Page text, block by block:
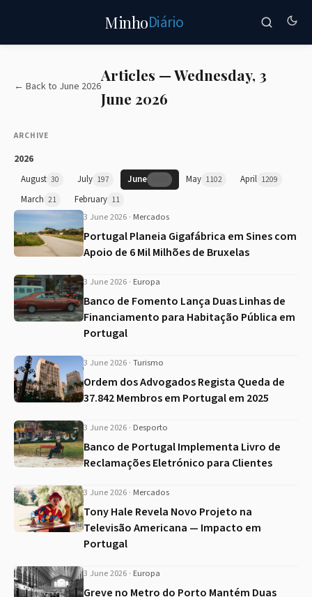
MinhoDiário
← Back to June 2026
Articles — Wednesday, 3
June 2026
ARCHIVE
2026
August 30 July 197 June May 1102 April 1209
March 21 February 11
3 June 2026 · Mercados
Portugal Planeia Gigafábrica em Sines com
Apoio de 6 Mil Milhões de Bruxelas
3 June 2026 · Europa
Banco de Fomento Lança Duas Linhas de
Financiamento para Habitação Pública em
Portugal
3 June 2026 · Turismo
Ordem dos Advogados Regista Queda de
37.842 Membros em Portugal em 2025
3 June 2026 · Desporto
Banco de Portugal Implementa Livro de
Reclamações Eletrónico para Clientes
3 June 2026 · Mercados
Tony Hale Revela Novo Projeto na
Televisão Americana — Impacto em
Portugal
3 June 2026 · Europa
Greve no Metro do Porto Mantém Duas